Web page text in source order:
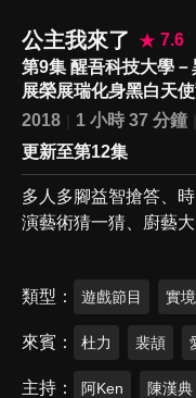
公主我來了
7.6
第9集 醒吾科技大學－
展榮展瑞化身黑白天使
2018
1 小時 37 分鐘
更新至第12集
多人多腳益智搶答、
演藝術猜一猜、廚藝
類型 遊戲節目 實
來賓 杜力 裴頡
主持 阿Ken 陳漢典